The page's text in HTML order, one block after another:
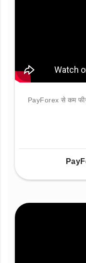
PayForex से कम